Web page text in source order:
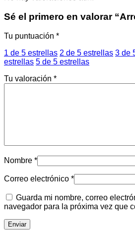
Sé el primero en valorar
Tu puntuación *
1 de 5 estrellas 2 de 5 estrellas 3 de
estrellas 5 de 5 estrellas
Tu valoración *
Nombre *
Correo electrónico *
Guarda mi nombre, correo
navegador para la próxima vez que